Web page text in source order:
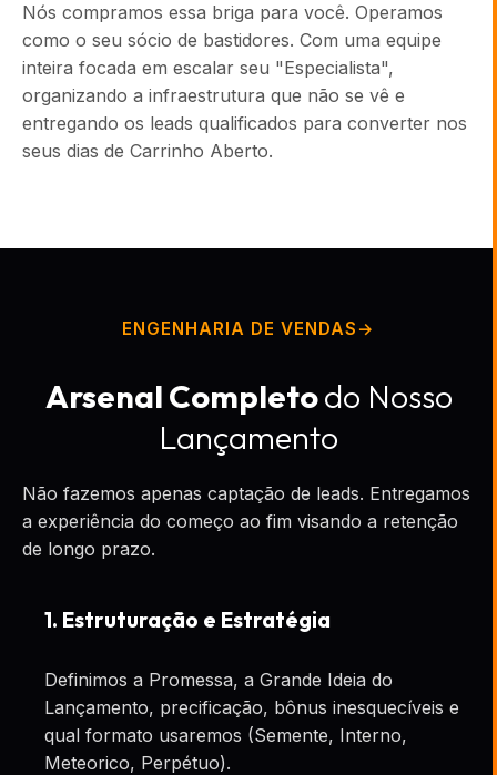
Nós compramos essa briga para você. Operamos
como o seu sócio de bastidores. Com uma equipe
inteira focada em escalar seu "Especialista",
organizando a infraestrutura que não se vê e
entregando os leads qualificados para converter nos
seus dias de Carrinho Aberto.
ENGENHARIA DE VENDAS
Arsenal Completodo Nosso
Lançamento
Não fazemos apenas captação de leads. Entregamos
a experiência do começo ao fim visando a retenção
de longo prazo.
1. Estruturação e Estratégia
Definimos a Promessa, a Grande Ideia do
Lançamento, precificação, bônus inesquecíveis e
qual formato usaremos (Semente, Interno,
Meteorico, Perpétuo).